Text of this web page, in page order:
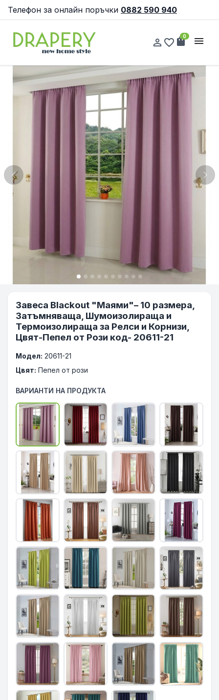
Телефон за онлайн поръчки 0882 590 940
person_outline favorite_border shopping_bag
0 menu
Previous
Завеса Blackout "Маями"– 10 размера,
Затъмняваща, Шумоизолираща и
Термоизолираща за Релси и Корнизи,
Цвят-Пепел от Рози код- 20611-21
Модел: 20611-21
Цвят: Пепел от рози
ВАРИАНТИ НА ПРОДУКТА